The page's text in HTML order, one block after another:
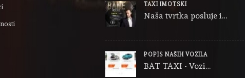
TAXI IMOTSKI
Naša tvrtka posluje i…
POPIS NAŠIH VOZILA
BAT TAXI - Vozi…